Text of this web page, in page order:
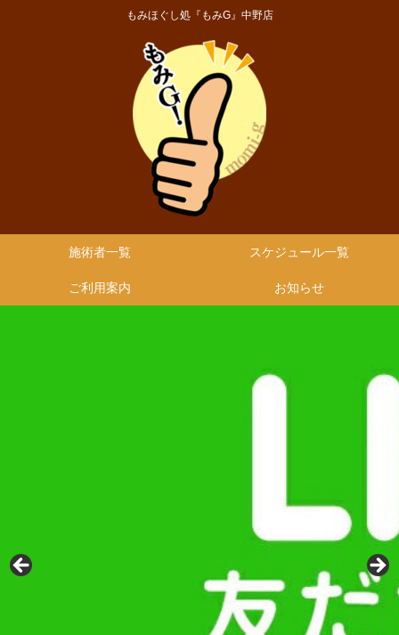
もみほぐし処『もみG』中野店
施術者一覧 スケジュール一覧
ご利用案内 お知らせ